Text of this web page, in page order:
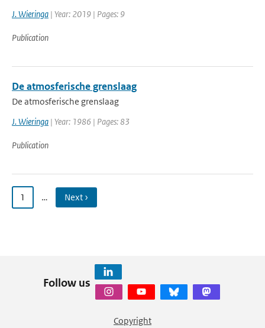
J. Wieringa | Year: 2019 | Pages: 9
Publication
De atmosferische grenslaag
De atmosferische grenslaag
J. Wieringa | Year: 1986 | Pages: 83
Publication
1 … Next ›
Follow us
Copyright